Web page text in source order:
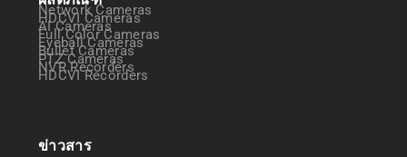
Network Cameras
HDCVI Cameras
AI Cameras
Full Color Cameras
Eyeball Cameras
Bullet Cameras
PTZ Cameras
NVR Recorders
HDCVI Recorders
ข่าวสาร